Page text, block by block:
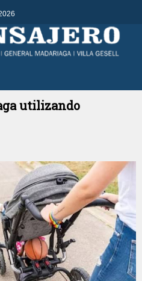
utilizando